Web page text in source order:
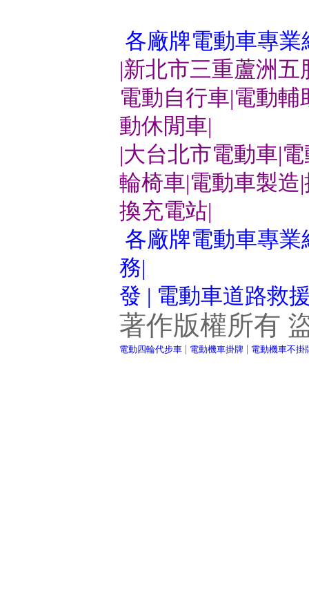
各廠牌電動車專業
|新北市三重蘆洲
電動自行車|電動
動休閒車|
|大台北市電動車|
輪椅車|電動車製造
換充電站|
各廠牌電動車專
務|
發 | 電動車道路救
著作版權所有
電動四輪代步車 | 電動機車掛牌 | 電動機車不掛